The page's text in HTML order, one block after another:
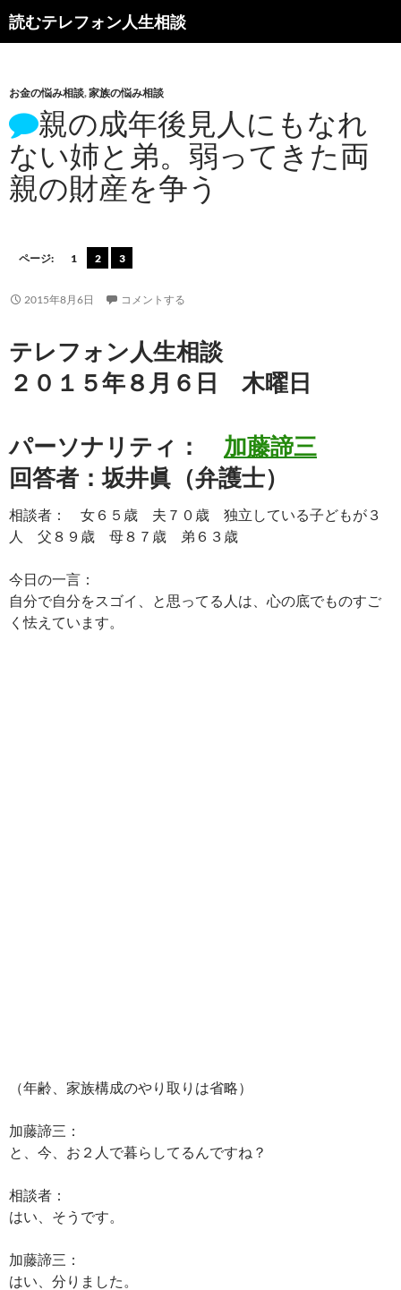
読むテレフォン人生相談
お金の悩み相談,家族の悩み相談
親の成年後見人にもなれ
ない姉と弟。弱ってきた両
親の財産を争う
ページ: 1 2 3
2015年8月6日 コメントする
テレフォン人生相談
２０１５年８月６日 木曜日
パーソナリティ： 加藤諦三
回答者：坂井眞（弁護士）
相談者： 女６５歳 夫７０歳 独立している子どもが３
人 父８９歳 母８７歳 弟６３歳
今日の一言：
自分で自分をスゴイ、と思ってる人は、心の底でものすご
く怯えています。
（年齢、家族構成のやり取りは省略）
加藤諦三：
と、今、お２人で暮らしてるんですね？
相談者：
はい、そうです。
加藤諦三：
はい、分りました。